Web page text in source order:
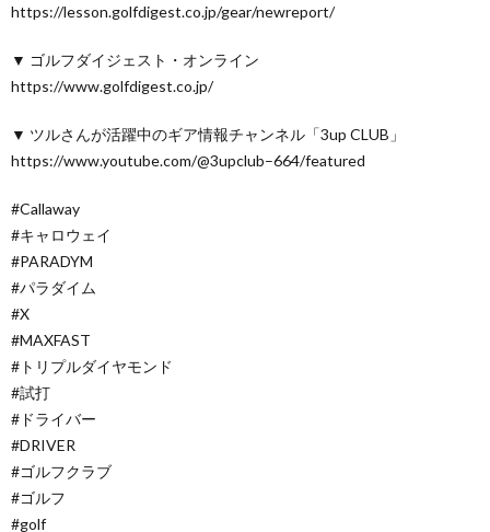
https://lesson.golfdigest.co.jp/gear/newreport/
▼ ゴルフダイジェスト・オンライン
https://www.golfdigest.co.jp/
▼ ツルさんが活躍中のギア情報チャンネル「3up CLUB」
https://www.youtube.com/@3upclub–664/featured
#Callaway
#キャロウェイ
#PARADYM
#パラダイム
#X
#MAXFAST
#トリプルダイヤモンド
#試打
#ドライバー
#DRIVER
#ゴルフクラブ
#ゴルフ
#golf